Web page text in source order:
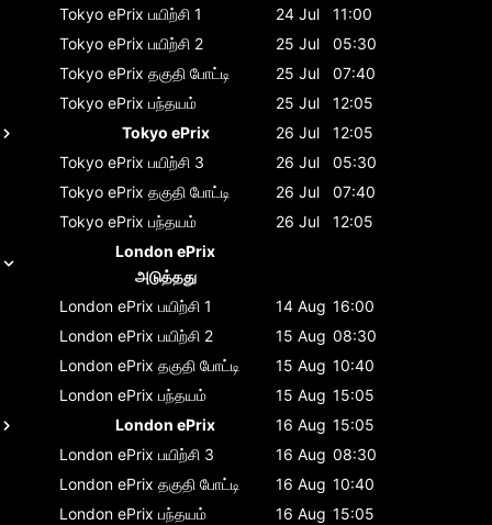
Tokyo ePrix பயிற்சி 1 24 Jul
11:00
Tokyo ePrix பயிற்சி 2 25 Jul
05:30
Tokyo ePrix தகுதி போட்டி 25 Jul
07:40
Tokyo ePrix பந்தயம் 25 Jul
12:05
Tokyo ePrix
26 Jul
12:05
Tokyo ePrix பயிற்சி 3 26 Jul
05:30
Tokyo ePrix தகுதி போட்டி 26 Jul
07:40
Tokyo ePrix பந்தயம் 26 Jul
12:05
London ePrix
அடுத்தது
London ePrix பயிற்சி 1 14 Aug 16:00
London ePrix பயிற்சி 2 15 Aug 08:30
London ePrix தகுதி போட்டி 15 Aug 10:40
London ePrix பந்தயம் 15 Aug 15:05
London ePrix
16 Aug 15:05
London ePrix பயிற்சி 3 16 Aug 08:30
London ePrix தகுதி போட்டி 16 Aug 10:40
London ePrix பந்தயம் 16 Aug 15:05